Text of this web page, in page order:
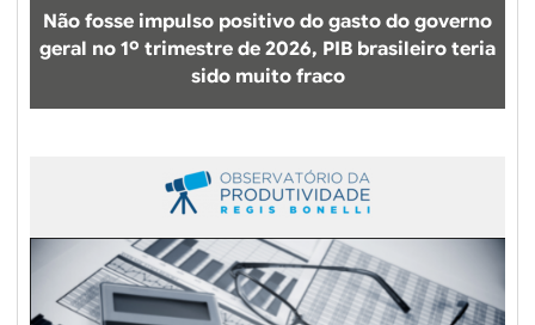
Não fosse impulso positivo do gasto do governo
geral no 1º trimestre de 2026, PIB brasileiro teria
sido muito fraco